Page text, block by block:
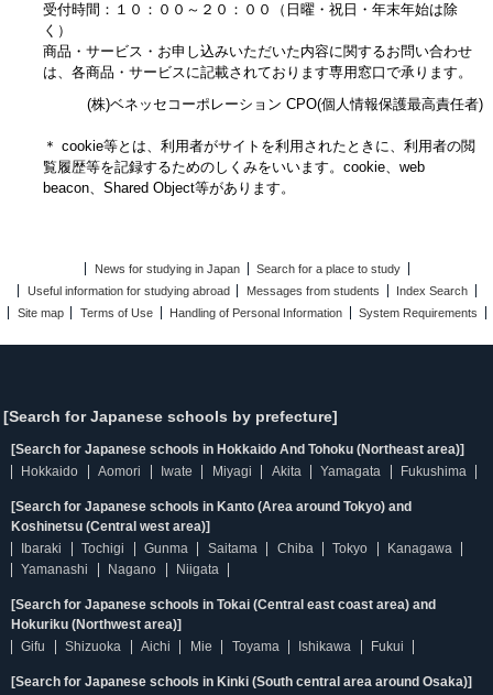
受付時間：１０：００～２０：００（日曜・祝日・年末年始は除
く）
商品・サービス・お申し込みいただいた内容に関するお問い合わせ
は、各商品・サービスに記載されております専用窓口で承ります。
(株)ベネッセコーポレーション CPO(個人情報保護最高責任者)
＊ cookie等とは、利用者がサイトを利用されたときに、利用者の閲
覧履歴等を記録するためのしくみをいいます。cookie、web
beacon、Shared Object等があります。
News for studying in Japan
Search for a place to study
Useful information for studying abroad
Messages from students
Index Search
Site map
Terms of Use Handling of Personal Information System Requirements
[Search for Japanese schools by prefecture]
[Search for Japanese schools in Hokkaido And Tohoku (Northeast area)]
Hokkaido
Aomori Iwate Miyagi Akita Yamagata Fukushima
[Search for Japanese schools in Kanto (Area around Tokyo) and
Koshinetsu (Central west area)]
Ibaraki
Tochigi Gunma Saitama Chiba Tokyo
Kanagawa
Yamanashi
Nagano Niigata
[Search for Japanese schools in Tokai (Central east coast area) and
Hokuriku (Northwest area)]
Gifu
Shizuoka Aichi Mie Toyama Ishikawa Fukui
[Search for Japanese schools in Kinki (South central area around Osaka)]